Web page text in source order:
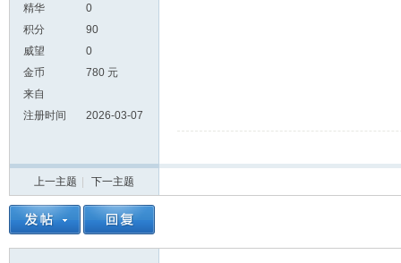
精华
0
积分
90
威望
0
金币
780 元
来自
注册时间
2026-03-07
上一主题 下一主题